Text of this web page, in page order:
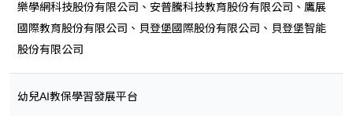
樂學網科技股份有限公司、安普騰科技教育股份有限公司、鷹展
國際教育股份有限公司、貝登堡國際股份有限公司、貝登堡智能
股份有限公司
幼兒AI教保學習發展平台